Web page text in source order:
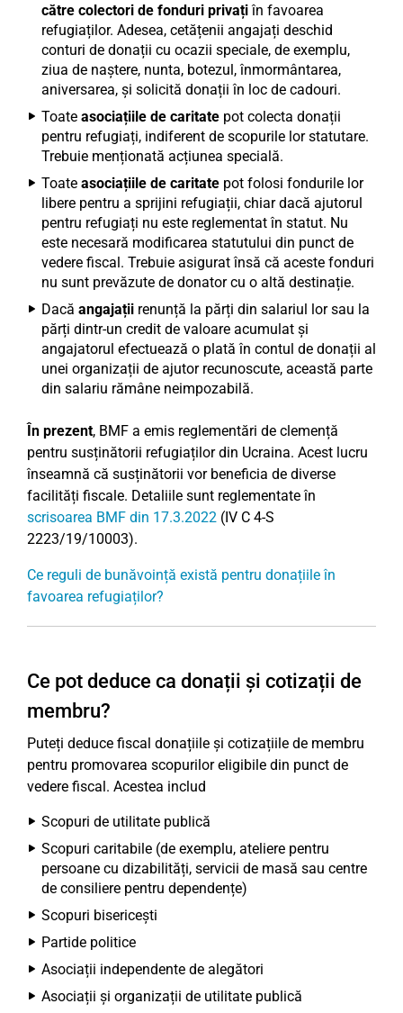
către colectori de fonduri privațiîn favoarea
refugiaților. Adesea, cetățenii angajați deschid
conturi de donații cu ocazii speciale, de exemplu,
ziua de naștere, nunta, botezul, înmormântarea,
aniversarea, și solicită donații în loc de cadouri.
Toate asociațiile de caritate pot colecta donații
pentru refugiați, indiferent de scopurile lor statutare.
Trebuie menționată acțiunea specială.
Toate asociațiile de caritate pot folosi fondurile lor
libere pentru a sprijini refugiații, chiar dacă ajutorul
pentru refugiați nu este reglementat în statut. Nu
este necesară modificarea statutului din punct de
vedere fiscal. Trebuie asigurat însă că aceste fonduri
nu sunt prevăzute de donator cu o altă destinație.
Dacă angajații renunță la părți din salariul lor sau la
părți dintr-un credit de valoare acumulat și
angajatorul efectuează o plată în contul de donații al
unei organizații de ajutor recunoscute, această parte
din salariu rămâne neimpozabilă.
În prezent, BMF a emis reglementări de clemență
pentru susținătorii refugiaților din Ucraina. Acest lucru
înseamnă că susținătorii vor beneficia de diverse
facilități fiscale. Detaliile sunt reglementate în
scrisoarea BMF din 17.3.2022 (IV C 4-S
2223/19/10003).
Ce reguli de bunăvoință există pentru donațiile în
favoarea refugiaților?
Ce pot deduce ca donații și cotizații de
membru?
Puteți deduce fiscal donațiile și cotizațiile de membru
pentru promovarea scopurilor eligibile din punct de
vedere fiscal. Acestea includ
Scopuri de utilitate publică
Scopuri caritabile (de exemplu, ateliere pentru
persoane cu dizabilități, servicii de masă sau centre
de consiliere pentru dependențe)
Scopuri bisericești
Partide politice
Asociații independente de alegători
Asociații și organizații de utilitate publică